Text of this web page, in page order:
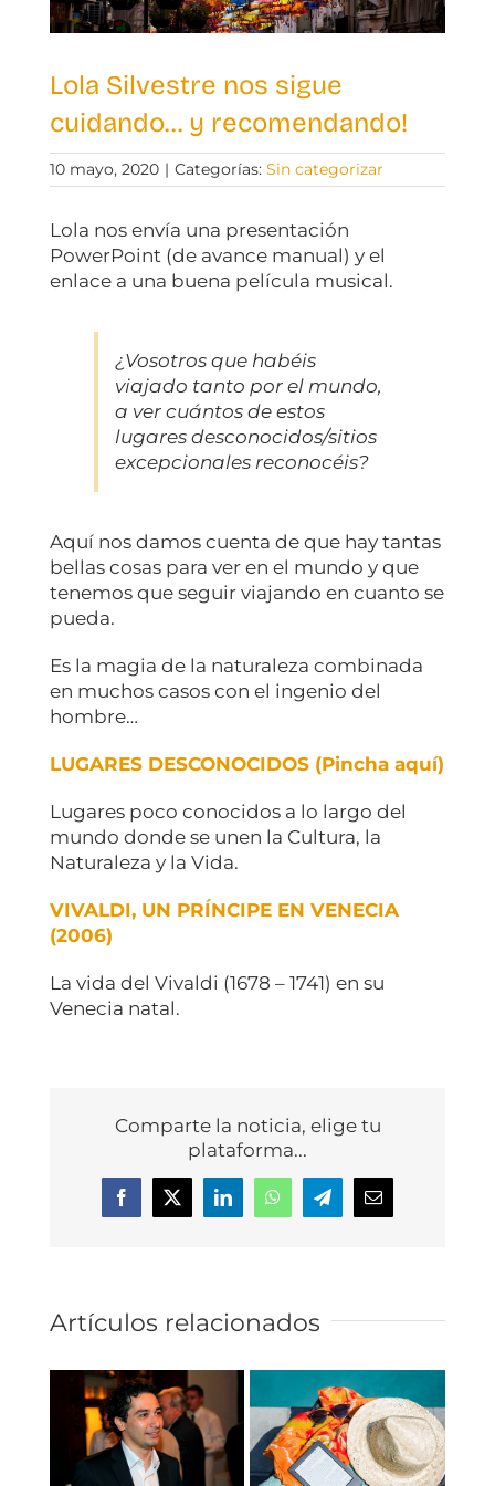
Lola Silvestre nos sigue
cuidando… y recomendando!
10 mayo, 2020 | Categorías: Sin categorizar
Lola nos envía una presentación
PowerPoint (de avance manual) y el
enlace a una buena película musical.
¿Vosotros que habéis
viajado tanto por el mundo,
a ver cuántos de estos
lugares desconocidos/sitios
excepcionales reconocéis?
Aquí nos damos cuenta de que hay tantas
bellas cosas para ver en el mundo y que
tenemos que seguir viajando en cuanto se
pueda.
Es la magia de la naturaleza combinada
en muchos casos con el ingenio del
hombre…
LUGARES DESCONOCIDOS (Pincha aquí)
Lugares poco conocidos a lo largo del
mundo donde se unen la Cultura, la
Naturaleza y la Vida.
VIVALDI, UN PRÍNCIPE EN VENECIA
(2006)
La vida del Vivaldi (1678 – 1741) en su
Venecia natal.
Comparte la noticia, elige tu
plataforma...
Facebook
X LinkedInWhatsAppTelegramCorreo
electrónico
Artículos relacionados